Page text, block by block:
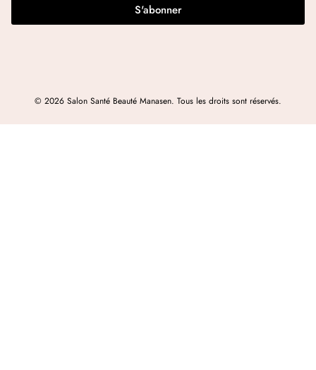
S'abonner
© 2026 Salon Santé Beauté Manasen. Tous les droits sont réservés.